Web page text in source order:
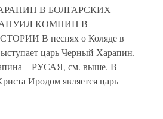
В БОЛГАРСКИХ
КОМНИН В
В песнях о Коляде в
царь Черный Харапин.
– РУСАЯ, см. выше. В
Иродом является царь